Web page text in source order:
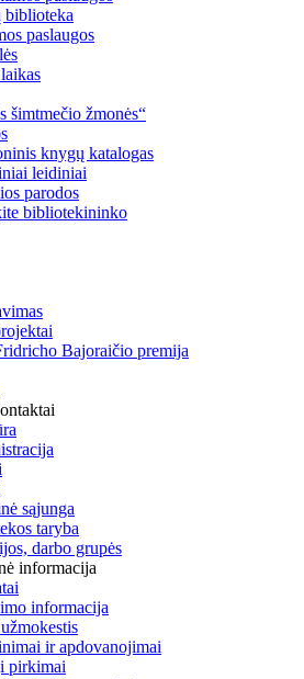
paslaugos
šimtmečio žmonės“
knygų katalogas
leidiniai
parodos
bibliotekininko
Bajoraičio premija
sąjunga
taryba
darbo grupės
informacija
informacija
ir apdovanojimai
pirkimai